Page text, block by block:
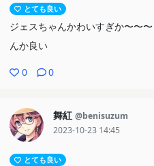
とても良い
ジェスちゃんかわいすぎか〜〜
んか良い
0 0
舞紅 @benisuzum
2023-10-23 14:45
とても良い